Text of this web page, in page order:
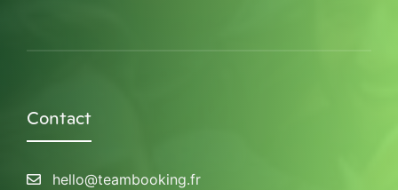
Contact
hello@teambooking.fr